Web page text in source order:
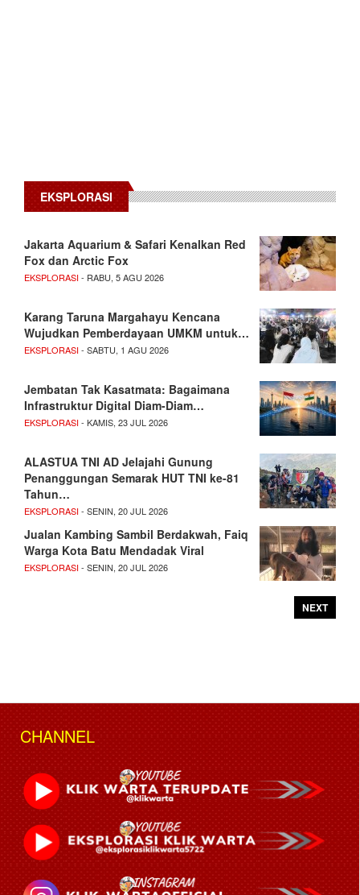
EKSPLORASI
Jakarta Aquarium & Safari Kenalkan Red
Fox dan Arctic Fox
EKSPLORASI- RABU, 5 AGU 2026
Karang Taruna Margahayu Kencana
Wujudkan Pemberdayaan UMKM untuk…
EKSPLORASI- SABTU, 1 AGU 2026
Jembatan Tak Kasatmata: Bagaimana
Infrastruktur Digital Diam-Diam…
EKSPLORASI- KAMIS, 23 JUL 2026
ALASTUA TNI AD Jelajahi Gunung
Penanggungan Semarak HUT TNI ke-81
Tahun…
EKSPLORASI- SENIN, 20 JUL 2026
Jualan Kambing Sambil Berdakwah, Faiq
Warga Kota Batu Mendadak Viral
EKSPLORASI- SENIN, 20 JUL 2026
NEXT
CHANNEL